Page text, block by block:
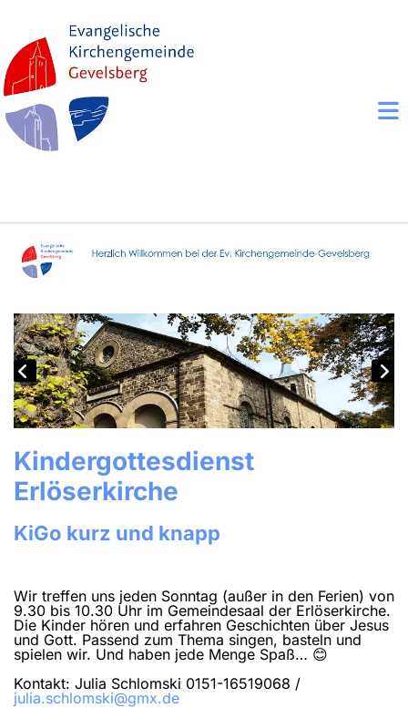
Kindergottesdienst
Erlöserkirche
KiGo kurz und knapp
Wir treffen uns jeden Sonntag (außer in den Ferien) von
9.30 bis 10.30 Uhr im Gemeindesaal der Erlöserkirche.
Die Kinder hören und erfahren Geschichten über Jesus
und Gott. Passend zum Thema singen, basteln und
spielen wir. Und haben jede Menge Spaß… 😊
Kontakt: Julia Schlomski 0151-16519068 /
julia.schlomski@gmx.de